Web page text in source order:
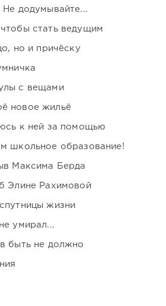
додумывайте...
стать ведущим
но и причёску
с вещами
новое жильё
к ней за помощью
школьное образование!
Максима Берда
Элине Рахимовой
жизни
умирал...
быть не должно